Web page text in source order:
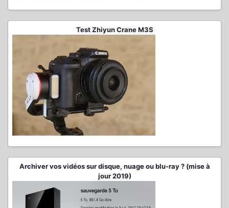
Test Zhiyun Crane M3S
Archiver vos vidéos sur disque, nuage ou blu-ray ? (mise à
jour 2019)